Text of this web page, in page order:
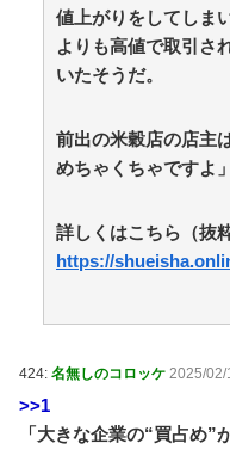
値上がりをしてしま
よりも高値で取引さ
いたそうだ。
前出の米穀店の店主
めちゃくちゃですよ
詳しくはこちら（抜粋
https://
424: 名無しのコロッケ 2025/
>>1
「大きな企業の“買占め”